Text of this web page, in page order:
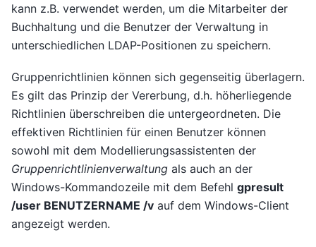
kann z.B. verwendet werden, um die Mitarbeiter der
Buchhaltung und die Benutzer der Verwaltung in
unterschiedlichen LDAP-Positionen zu speichern.
Gruppenrichtlinien können sich gegenseitig überlagern.
Es gilt das Prinzip der Vererbung, d.h. höherliegende
Richtlinien überschreiben die untergeordneten. Die
effektiven Richtlinien für einen Benutzer können
sowohl mit dem Modellierungsassistenten der
Gruppenrichtlinienverwaltung als auch an der
Windows-Kommandozeile mit dem Befehl gpresult
/user BENUTZERNAME /v auf dem Windows-Client
angezeigt werden.